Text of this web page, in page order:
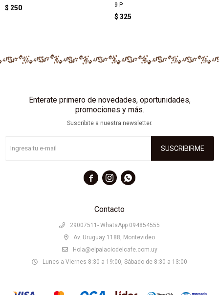
$ 250
9 P
$ 325
Contacto
29007511- WhatsApp 094854555
Av. Uruguay 1188, Montevideo
Hola@elpalaciodelcafe.com.uy
Lunes a Viernes 8:30 a 19:00, Sábado de 8:30 a 13:00
Enterate primero de novedades, oportunidades,
promociones y más.
Suscribite a nuestra newsletter.
SUSCRIBIRME
  